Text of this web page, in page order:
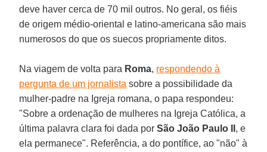
deve haver cerca de 70 mil outros. No geral, os fiéis
de origem médio-oriental e latino-americana são mais
numerosos do que os suecos propriamente ditos.
Na viagem de volta para Roma, respondendo à
pergunta de um jornalista sobre a possibilidade da
mulher-padre na Igreja romana, o papa respondeu:
"Sobre a ordenação de mulheres na Igreja Católica, a
última palavra clara foi dada porSão João Paulo II , e
ela permanece". Referência, a do pontífice, ao "não" à